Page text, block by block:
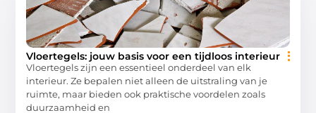
Vloertegels: jouw basis voor een tijdloos interieur
Vloertegels zijn een essentieel onderdeel van elk
interieur. Ze bepalen niet alleen de uitstraling van je
ruimte, maar bieden ook praktische voordelen zoals
duurzaamheid en